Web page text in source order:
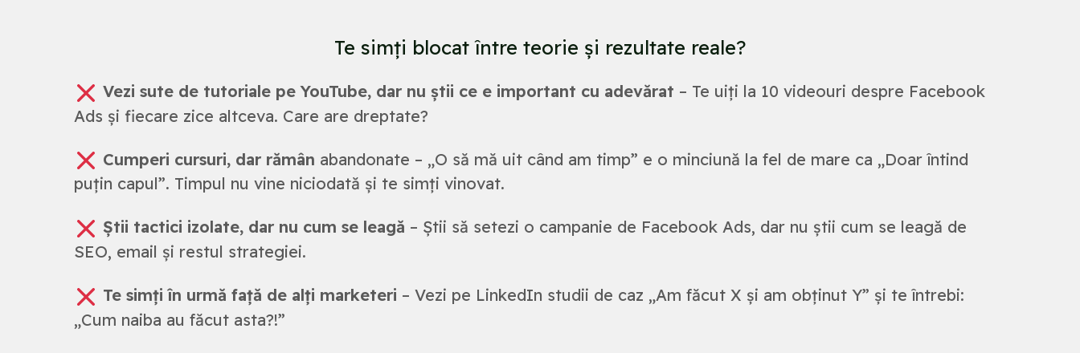
Te simți blocat între teorie și rezultate reale?
Vezi sute de tutoriale pe YouTube, dar nu știi ce e important cu adevărat – Te uiți la 10 videouri despre Facebook
Ads și fiecare zice altceva. Care are dreptate?
Cumperi cursuri, dar rămân abandonate – „O să mă uit când am timp” e o minciună la fel de mare ca „Doar întind
puțin capul”. Timpul nu vine niciodată și te simți vinovat.
Știi tactici izolate, dar nu cum se leagă – Știi să setezi o campanie de Facebook Ads, dar nu știi cum se leagă de
SEO, email și restul strategiei.
Te simți în urmă față de alți marketeri – Vezi pe LinkedIn studii de caz „Am făcut X și am obținut Y” și te întrebi:
„Cum naiba au făcut asta?!”